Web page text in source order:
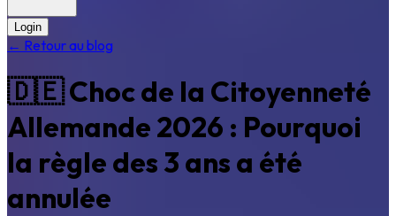
Login
← Retour au blog
🇩🇪 Choc de la Citoyenneté
Allemande 2026 : Pourquoi
la règle des 3 ans a été
annulée